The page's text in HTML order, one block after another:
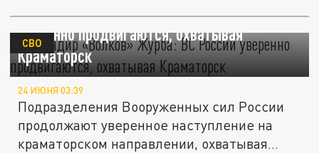
Командир «Волков» Журба: ВС России
уверенно продвигаются, охватывая
Краматорск
СВО
24 ИЮНЯ 03:39
Подразделения Вооруженных сил России
продолжают уверенное наступление на
краматорском направлении, охватывая...